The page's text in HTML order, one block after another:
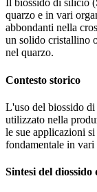
Il biossido di silicio
quarzo e in vari
abbondanti nella
un solido cristallino
nel quarzo.
Contesto storico
L'uso del biossido
utilizzato nella
le sue applicazioni
fondamentale in
Sintesi del diossido